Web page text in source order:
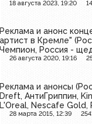
18 августа 2023, 19:20
Реклама и анонс
артист в Кремле"
Чемпион, Россия -
Скелетоны, Каруна,
26 августа 2020, 19:16
Реклама и анонсы
Dreft, АнтиГриппин,
L'Oreal, Nescafe Gold,
Tefal
28 марта 2015, 12:39